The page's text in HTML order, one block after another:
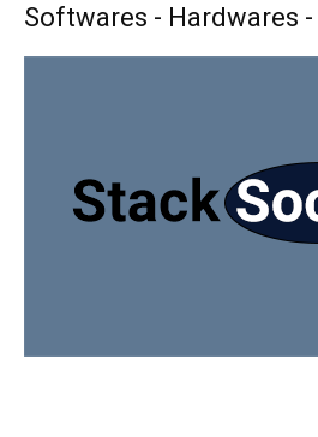
Softwares - Hardwares -